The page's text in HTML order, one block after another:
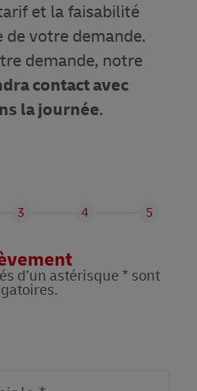
et la faisabilité
votre demande.
demande, notre
contact avec
la journée.
3 4 5
d’un astérisque * sont